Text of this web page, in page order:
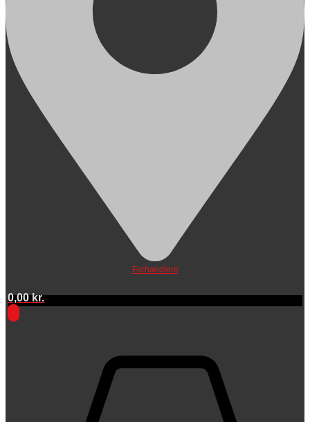
Forhandlere
0,00kr.